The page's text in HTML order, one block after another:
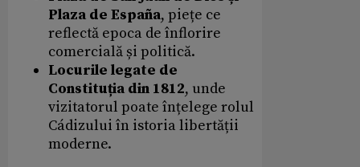
Plaza de España, piețe ce
reflectă epoca de înflorire
comercială și politică.
Locurile legate de
Constituția din 1812, unde
vizitatorul poate înțelege rolul
Cádizului în istoria libertății
moderne.